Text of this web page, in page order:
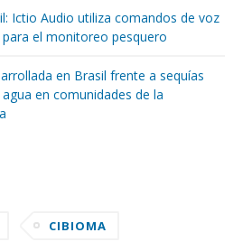
Ictio Audio utiliza comandos de voz
el monitoreo pesquero
en Brasil frente a sequías
en comunidades de la
CIBIOMA